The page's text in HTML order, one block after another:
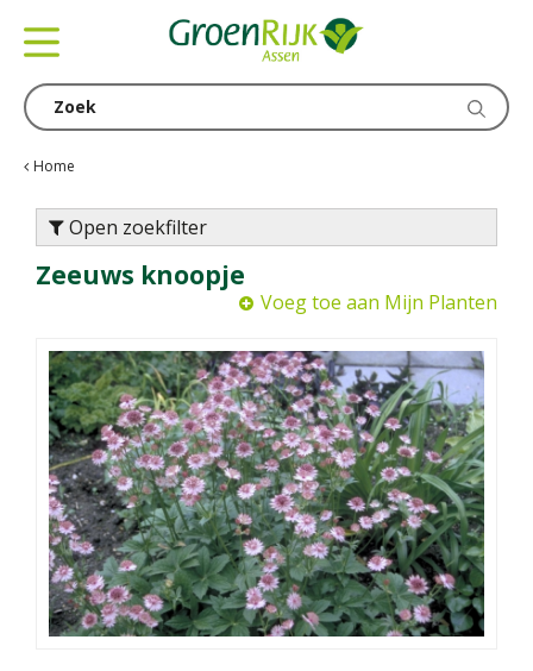
Home
Open zoekfilter
Zeeuws knoopje
Voeg toe aan Mijn Planten